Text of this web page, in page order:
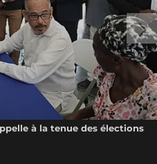
à la tenue des élections